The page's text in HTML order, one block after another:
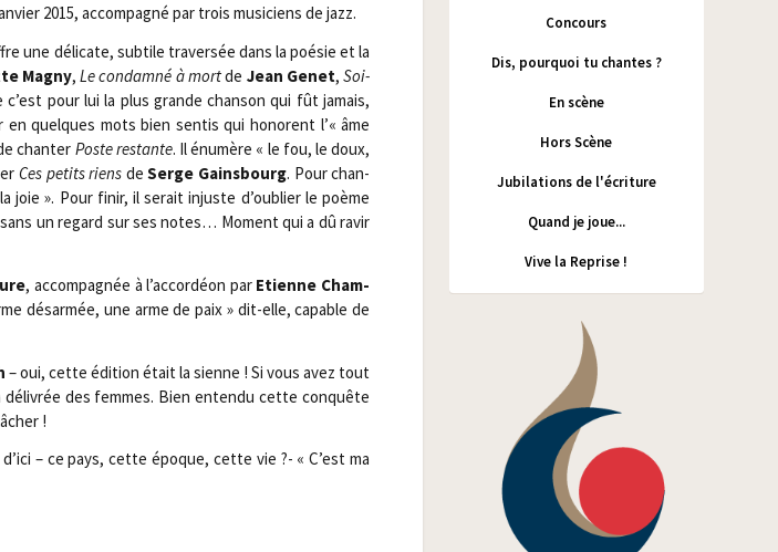
2015, accom­pa­gné par trois musi­ciens de jazz.
une déli­cate, sub­tile tra­ver­sée dans la poé­sie et la
Magny,Le condam­né à mortde Jean Genet,Soi­
pour lui la plus grande chan­son qui fût jamais,
quelques mots bien sen­tis qui honorent l’« âme
chan­ter Poste res­tante. Il énu­mère « le fou, le doux,
Ces petits riens deSerge Gains­bourg. Pour chan­
joie ». Pour finir, il serait injuste d’oublier le poème
un regard sur ses notes… Moment qui a dû ravir
, accom­pa­gnée à l’accordéon par Etienne Cham­
désar­mée, une arme de paix » dit-elle, capable de
– oui, cette édi­tion était la sienne ! Si vous avez tout
des femmes. Bien enten­du cette conquête
!
– ce pays, cette époque, cette vie ?- « C’est ma
Concours
Dis, pourquoi tu chantes ?
En scène
Hors Scène
Jubilations de l'écriture
Quand je joue...
Vive la Reprise !